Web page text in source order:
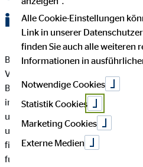
individuelle
Beim Thema Finanzen sind die
Verbraucher recht schnell
Beratungsbedarf in puncto
immer größer. Dabei ist es in
und steigender Altersarmut
um die eigene private Vorsorge
finanzielle Risiken zu kümmern.
fundiertem Expertenwissen
Alle Cookie-Einstellungen
Link in unserer
finden Sie auch alle weiteren
Informationen in
Notwendige Cookies
Statistik Cookies
Marketing Cookies
Externe Medien